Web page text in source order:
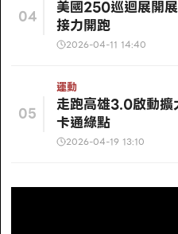
04
美國250巡迴展開
接力開跑
2026-04-11 14:40
05
運動
走跑高雄3.0啟動
卡通綠點
2026-04-19 13:10